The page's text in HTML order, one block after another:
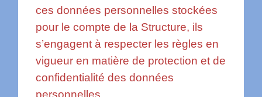
ces données personnelles stockées
pour le compte de la Structure, ils
s’engagent à respecter les règles en
vigueur en matière de protection et de
confidentialité des données
personnelles.